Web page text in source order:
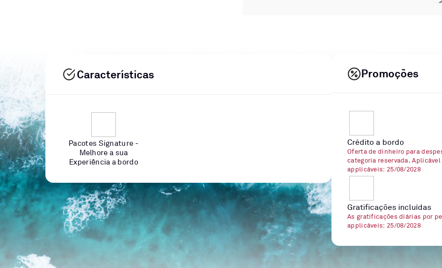
Características
Pacotes Signature -
Melhore a sua
Experiência a bordo
Promoções
Crédito a bordo
Oferta de dinheiro para
categoria reservada.
applicáveis: 25/08/2028
Gratificações incluídas
As gratificações diárias por
applicáveis: 25/08/2028